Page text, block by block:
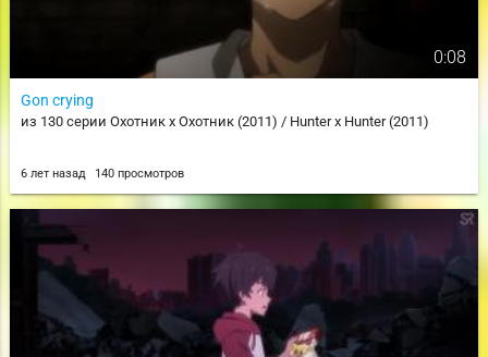
0:08
Gon crying
из 130 серии Охотник х Охотник (2011) / Hunter x Hunter (2011)
6 лет назад 140 просмотров